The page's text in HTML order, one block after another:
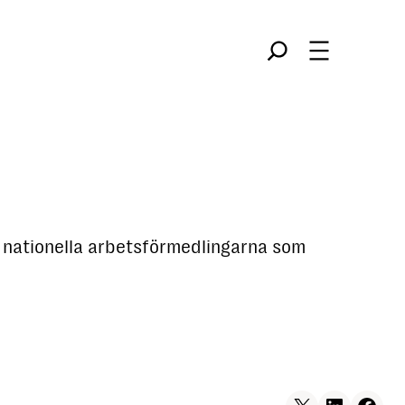
Søk
arbetsförmedlingarna som